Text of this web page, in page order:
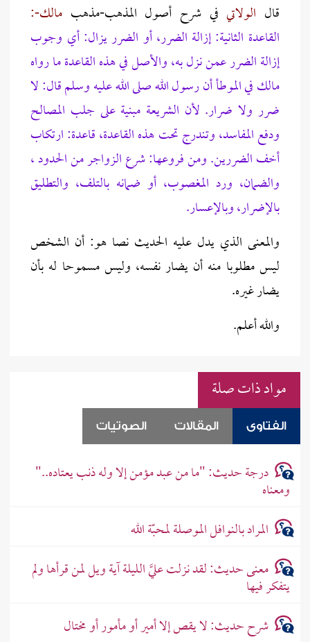
قال الولاتيفي شرح أصول المذهب-مذهب مالك-:
القاعدة الثانية:إزالة الضرر،أو الضرر يزال: أي وجوب
إزالة الضرر عمن نزل به، والأصل في هذه القاعدة ما رواه
مالك في الموطأ أن رسول الله صلى الله عليه وسلم قال: لا
ضرر ولا ضرار. لأن الشريعة مبنية على جلب المصالح
ودفع المفاسد، وتندرج تحت هذه القاعدة، قاعدة: ارتكاب
أخف الضررين. ومن فروعها: شرع الزواجر من الحدود ،
والضمان، ورد المغصوب، أو ضمانه بالتلف، والتطليق
بالإضرار، وبالإعسار.
والمعنى الذي يدل عليه الحديث نصا هو: أن الشخص
ليس مطلوبا منه أن يضار نفسه، وليس مسموحا له بأن
يضار غيره.
والله أعلم.
مواد ذات صلة
الفتاوى المقالات الصوتيات
درجة حديث: "ما من عبد مؤمن إلا وله ذنب يعتاده.."
ومعناه
المراد بالنوافل الموصلة لمحبّة الله
معنى حديث: لقد نزلت عليَّ الليلة آية ويل لمن قرأها ولم
يتفكر فيها
شرح حديث: لا يقص إلا أمير أو مأمور أو مختال